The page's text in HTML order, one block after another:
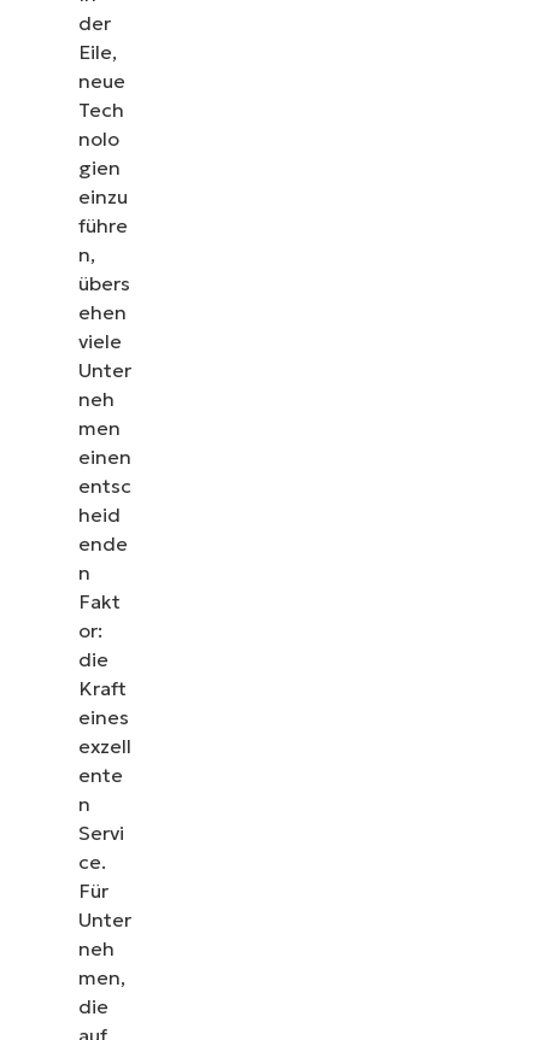
der
Eile,
neue
Tech
nolo
gien
einzu
führe
n,
übers
ehen
viele
Unter
neh
men
einen
entsc
heid
ende
n
Fakt
or:
die
Kraft
eines
exzell
ente
n
Servi
ce.
Für
Unter
neh
men,
die